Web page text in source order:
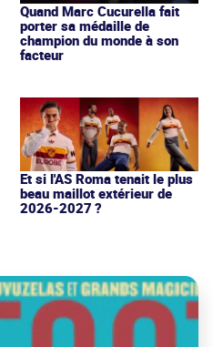
Quand Marc Cucurella fait
porter sa médaille de
champion du monde à son
facteur
Et si l'AS Roma tenait le plus
beau maillot extérieur de
2026-2027 ?